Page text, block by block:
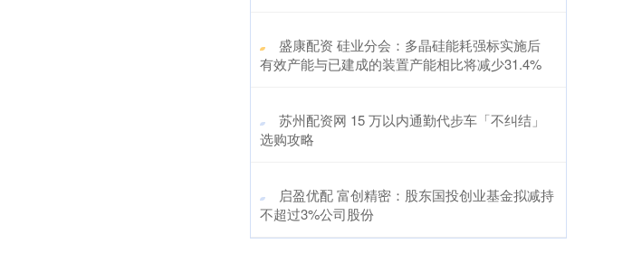
​盛康配资 硅业分会：多晶硅能耗强标实施后
有效产能与已建成的装置产能相比将减少31.4%
​苏州配资网 15 万以内通勤代步车「不纠结」
选购攻略
​启盈优配 富创精密：股东国投创业基金拟减持
不超过3%公司股份